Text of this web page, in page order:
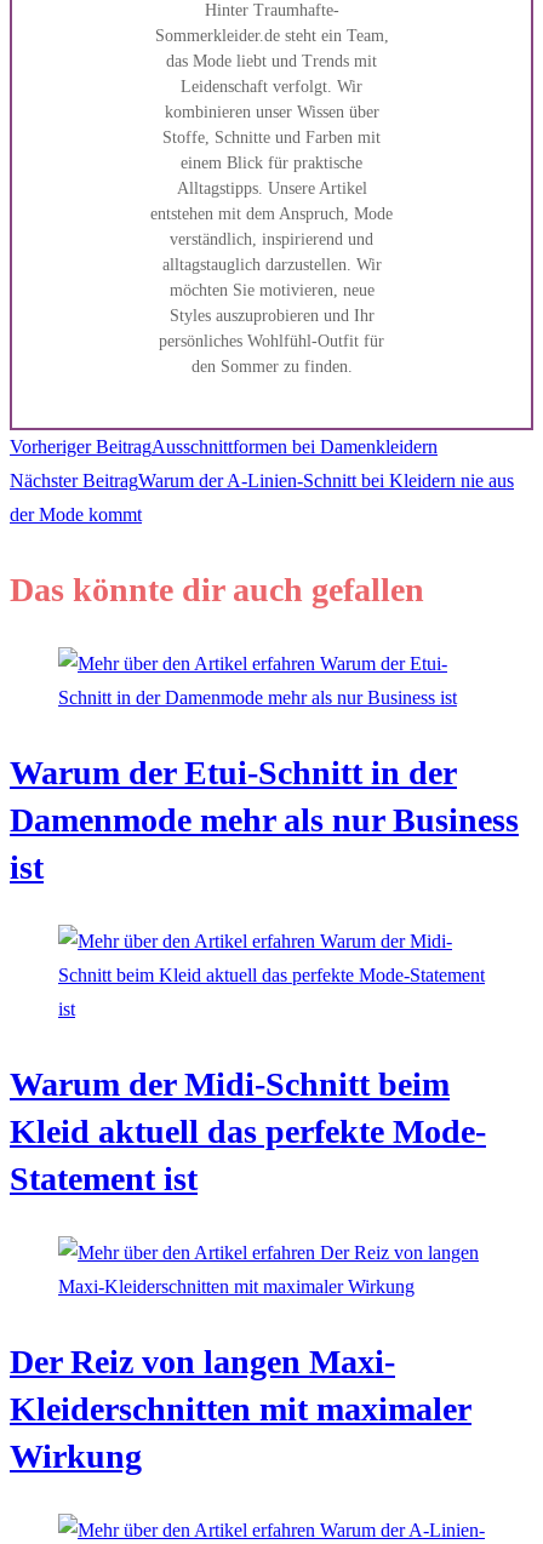
Hinter Traumhafte-
Sommerkleider.de steht ein Team,
das Mode liebt und Trends mit
Leidenschaft verfolgt. Wir
kombinieren unser Wissen über
Stoffe, Schnitte und Farben mit
einem Blick für praktische
Alltagstipps. Unsere Artikel
entstehen mit dem Anspruch, Mode
verständlich, inspirierend und
alltagstauglich darzustellen. Wir
möchten Sie motivieren, neue
Styles auszuprobieren und Ihr
persönliches Wohlfühl-Outfit für
den Sommer zu finden.
Weitere
Artikel
ansehen
Vorheriger BeitragAusschnittformen bei Damenkleidern
Nächster BeitragWarum der A-Linien-Schnitt bei Kleidern nie aus
der Mode kommt
Das könnte dir auch gefallen
Warum der Etui-Schnitt in der
Damenmode mehr als nur Business
ist
Warum der Midi-Schnitt beim
Kleid aktuell das perfekte Mode-
Statement ist
Der Reiz von langen Maxi-
Kleiderschnitten mit maximaler
Wirkung